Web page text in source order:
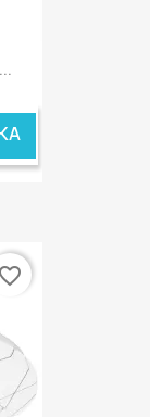
favorite_border